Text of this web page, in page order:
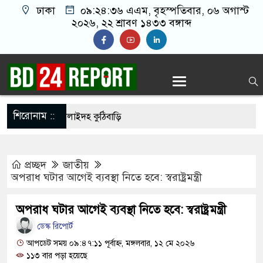
ঢাকা ০৯:২৪:৩৭ এএম, বৃহস্পতিবার, ০৬ অগাস্ট
২০২৬, ২২ শ্রাবণ ১৪৩৩ বঙ্গাব্দ
শিরোনাম ::
নিস্তব্ধ শিলাইদহ কুঠিবাড়ি
সংঘর্ষে নাস্তানাবুদ ইসরায়েল, হারাল ২ সেনা
হচ্ছে কেয়ামতের কিছু আলামত
চূড়ান্ত তারিখ ঘোষণা
প্রচ্ছদ
জাতীয়
অপরাধ ঘটার আগেই ব্যবস্থা নিতে হবে: স্বরাষ্ট্রমন্ত্রী
অপরাধ ঘটার আগেই ব্যবস্থা নিতে হবে: স্বরাষ্ট্রমন্ত্রী
ডেস্ক রিপোর্ট
আপডেট সময় ০৯:৪৭:১১ পূর্বাহ্ন, মঙ্গলবার, ১২ মে ২০২৬
১১৩ বার পড়া হয়েছে